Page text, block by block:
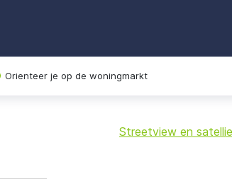
Orienteer je op de woningmarkt
+
Streetview en